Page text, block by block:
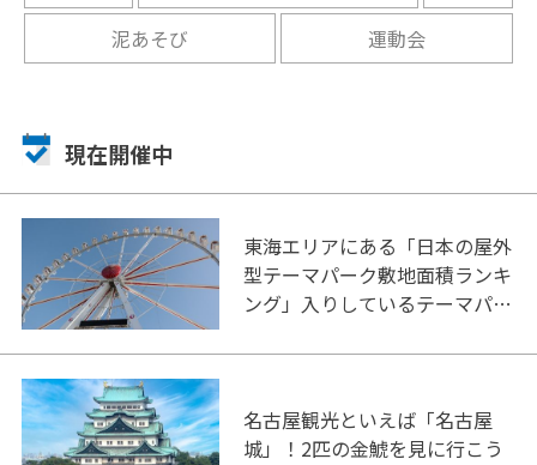
泥あそび
運動会
現在開催中
東海エリアにある「日本の屋外
型テーマパーク敷地面積ランキ
ング」入りしているテーマパー
名古屋観光といえば「名古屋
城」！2匹の金鯱を見に行こう